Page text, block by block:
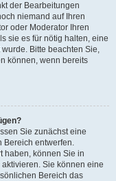
der Bearbeitungen
niemand auf Ihren
oder Moderator Ihren
sie es für nötig halten, eine
Bitte beachten Sie,
können, wenn bereits
Sie zunächst eine
Bereich entwerfen.
haben, können Sie in
Sie können eine
Bereich das